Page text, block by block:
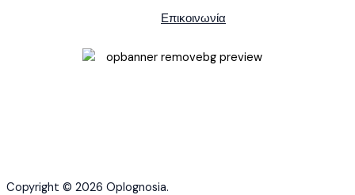
Επικοινωνία
Copyright © 2026 Oplognosia.